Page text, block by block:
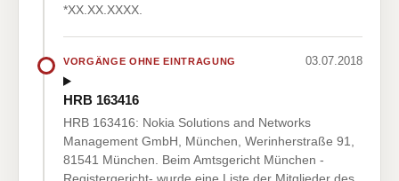
*XX.XX.XXXX.
VORGÄNGE OHNE EINTRAGUNG 03.07.2018
HRB 163416
HRB 163416: Nokia Solutions and Networks
Management GmbH, München, Werinherstraße 91,
81541 München. Beim Amtsgericht München -